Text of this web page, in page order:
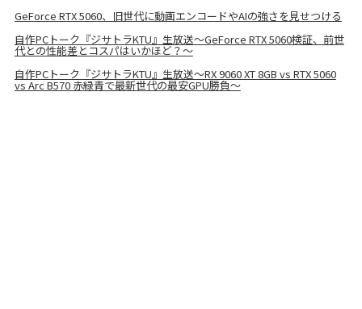
GeForce RTX 5060、旧世代に動画エンコードやAIの強さを見せつける
自作PCトーク『ジサトラKTU』生放送～GeForce RTX 5060検証、前世
代との性能差とコスパはいかほど？～
自作PCトーク『ジサトラKTU』生放送～RX 9060 XT 8GB vs RTX 5060
vs Arc B570 赤緑青で最新世代の最安GPU勝負～